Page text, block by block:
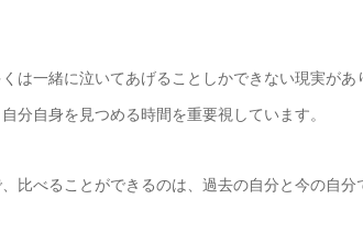
は一緒に泣いてあげることしかできない現実があ
分自身を見つめる時間を重要視しています。
比べることができるのは、過去の自分と今の自分